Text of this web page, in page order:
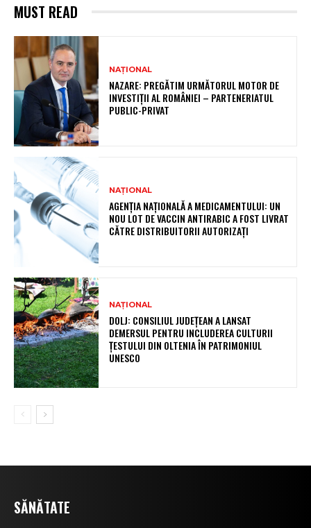
MUST READ
NAȚIONAL
NAZARE: PREGĂTIM URMĂTORUL MOTOR DE
INVESTIȚII AL ROMÂNIEI – PARTENERIATUL
PUBLIC-PRIVAT
NAȚIONAL
AGENȚIA NAȚIONALĂ A MEDICAMENTULUI: UN
NOU LOT DE VACCIN ANTIRABIC A FOST LIVRAT
CĂTRE DISTRIBUITORII AUTORIZAȚI
NAȚIONAL
DOLJ: CONSILIUL JUDEȚEAN A LANSAT
DEMERSUL PENTRU INCLUDEREA CULTURII
ȚESTULUI DIN OLTENIA ÎN PATRIMONIUL
UNESCO
SĂNĂTATE